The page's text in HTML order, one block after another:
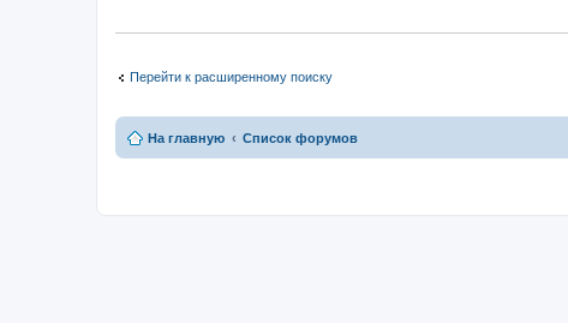
Перейти к расширенному поиску
На главную Список форумов